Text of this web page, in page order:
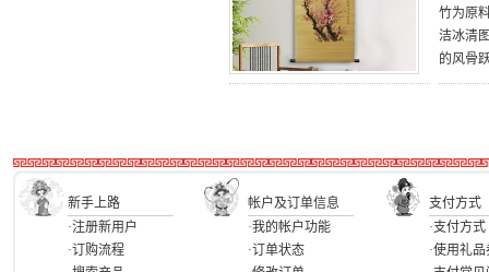
竹为原
洁冰清
的风骨
新手上路 帐户及订单信息
支付方式
·注册新用户
·订购流程
·我的帐户功能
·订单状态
·支付方式
·使用礼品